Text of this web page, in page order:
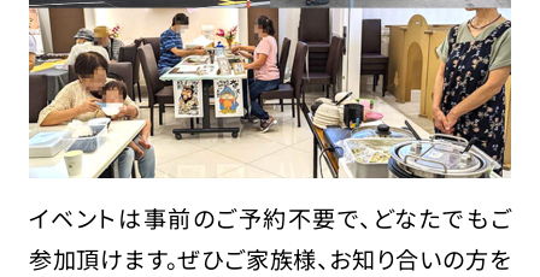
イベントは事前のご予約不要で、どなたでもご
参加頂けます。ぜひご家族様、お知り合いの方を